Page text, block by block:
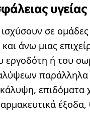
υγείας
σε
άνω μιας
εργοδότη ή του
επιδόματα